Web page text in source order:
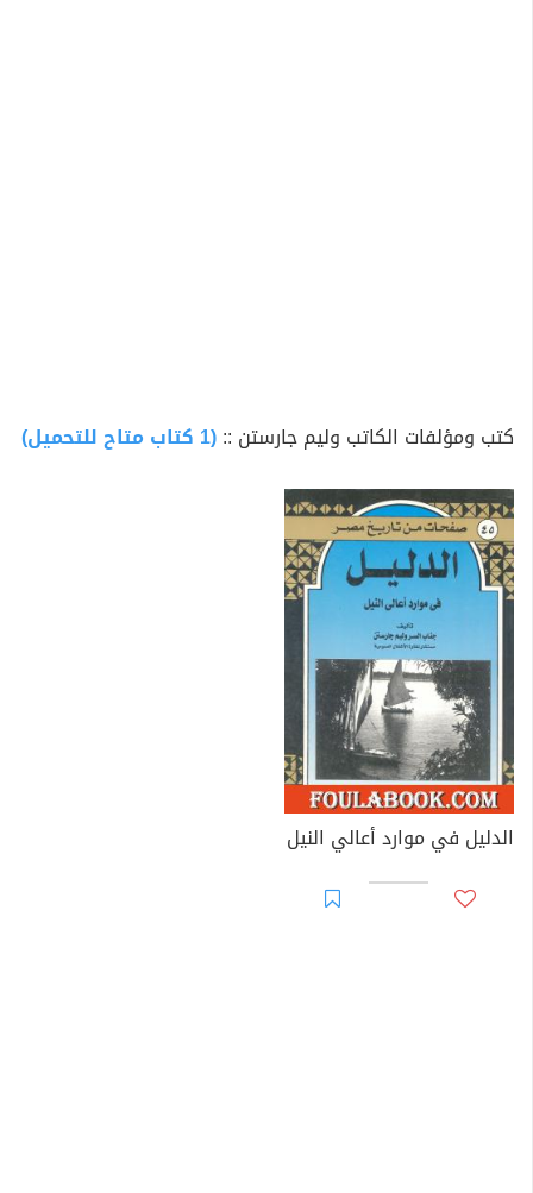
كتب ومؤلفات الكاتب وليم جارستن ::(1 كتاب متاح للتحميل)
الدليل في موارد أعالي النيل